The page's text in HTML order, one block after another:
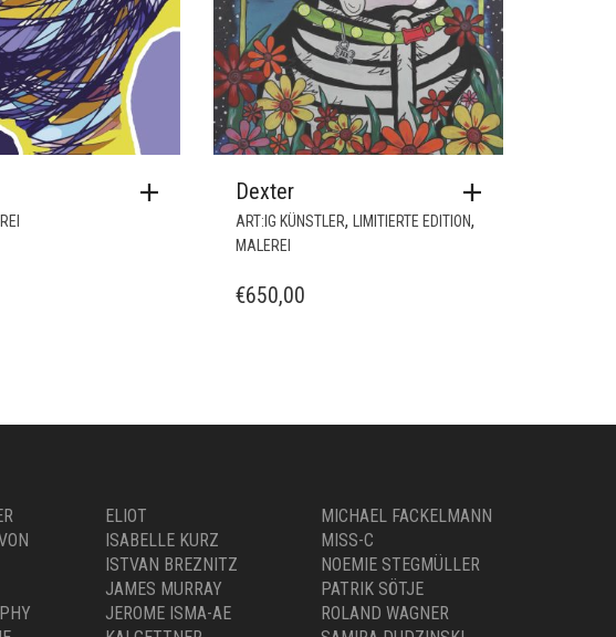
Dexter
ART:IG KÜNSTLER LIMITIERTE EDITION,
MALEREI
€650,00
ISTVAN BREZNITZ
JAMES MURRAY
JEROME ISMA-AE
KAI GETTNER
KLAUS FÜRMAIER
NOEMIE STEGMÜLLER
PATRIK SÖTJE
ROLAND WAGNER
SAMIRA DUDZINSKI
THOMAS TOURNAVITIS